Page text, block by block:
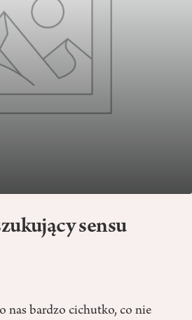
sensu
nas bardzo cichutko, co nie